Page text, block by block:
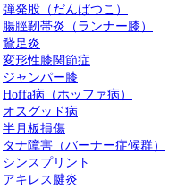
弾発股（だんぱつこ）
腸脛靭帯炎（ランナー膝）
鵞足炎
変形性膝関節症
ジャンパー膝
Hoffa病（ホッファ病）
オスグッド病
半月板損傷
タナ障害（バーナー症候群）
シンスプリント
アキレス腱炎